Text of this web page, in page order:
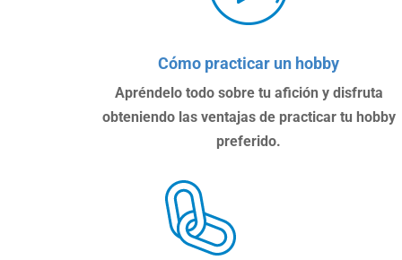
Cómo practicar un hobby
Apréndelo todo sobre tu afición y disfruta
obteniendo las ventajas de practicar tu hobby
preferido.